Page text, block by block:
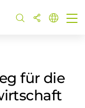
für die